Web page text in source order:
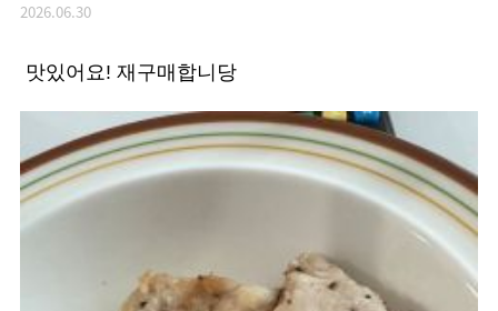
2026.06.30
맛있어요! 재구매합니당